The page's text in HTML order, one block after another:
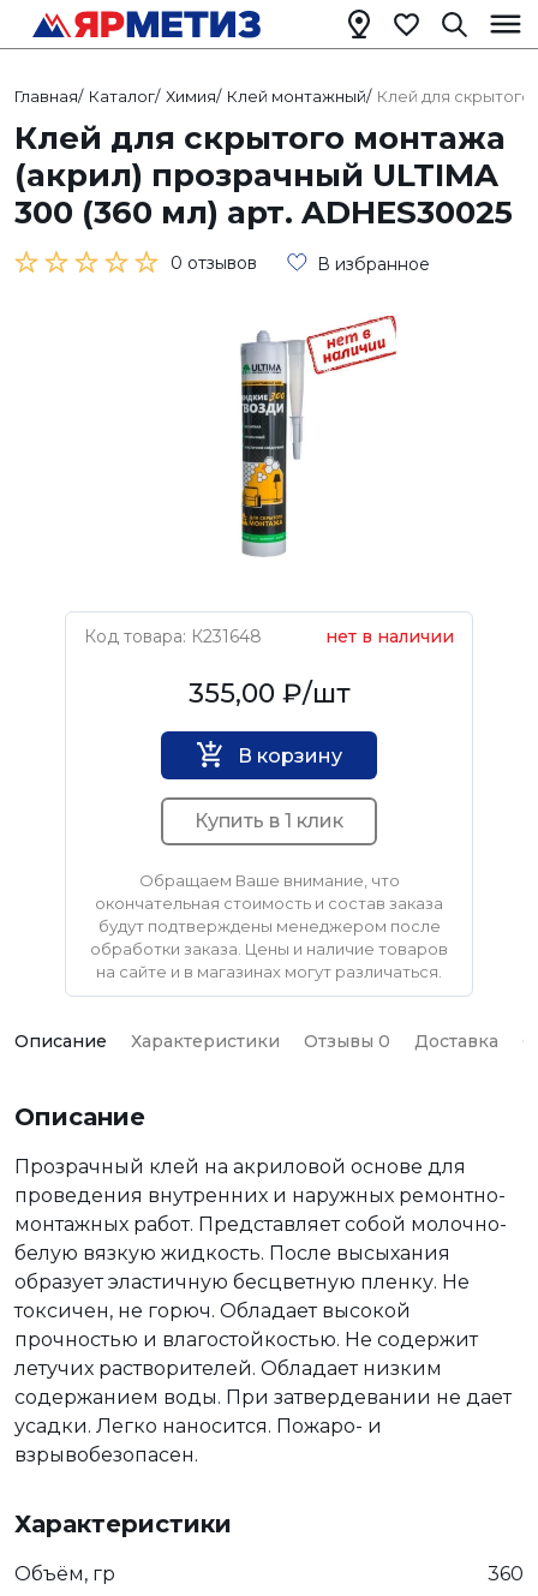
Главная/ Каталог/ Химия/ Клей монтажный/ Клей для скрытого
Клей для скрытого монтажа
(акрил) прозрачный ULTIMA
300 (360 мл) арт. ADHES30025
0 отзывов В избранное
Код товара: К231648 нет в наличии
355,00 ₽/шт
В корзину
Купить в 1 клик
Обращаем Ваше внимание, что
окончательная стоимость и состав заказа
будут подтверждены менеджером после
обработки заказа. Цены и наличие товаров
на сайте и в магазинах могут различаться.
Описание Характеристики Отзывы 0 Доставка
Описание
Прозрачный клей на акриловой основе для
проведения внутренних и наружных ремонтно-
монтажных работ. Представляет собой молочно-
белую вязкую жидкость. После высыхания
образует эластичную бесцветную пленку. Не
токсичен, не горюч. Обладает высокой
прочностью и влагостойкостью. Не содержит
летучих растворителей. Обладает низким
содержанием воды. При затвердевании не дает
усадки. Легко наносится. Пожаро- и
взрывобезопасен.
Характеристики
Объём, гр
360